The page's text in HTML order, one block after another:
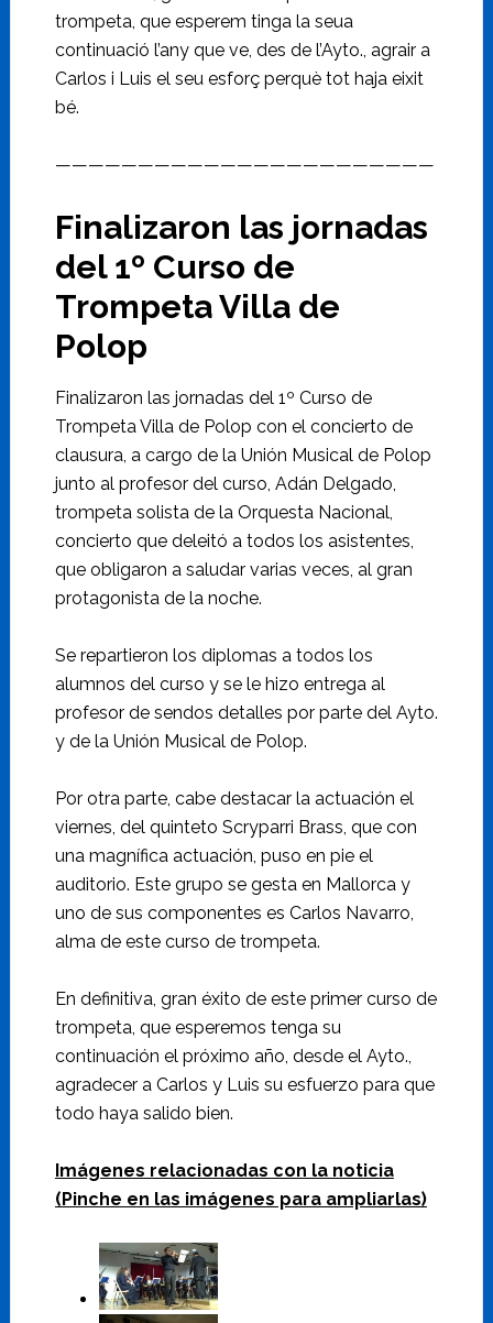
trompeta, que esperem tinga la seua
continuació l’any que ve, des de l’Ayto., agrair a
Carlos i Luis el seu esforç perquè tot haja eixit
bé.
———————————————————————
Finalizaron las jornadas
del 1º Curso de
Trompeta Villa de
Polop
Finalizaron las jornadas del 1º Curso de
Trompeta Villa de Polop con el concierto de
clausura, a cargo de la Unión Musical de Polop
junto al profesor del curso, Adán Delgado,
trompeta solista de la Orquesta Nacional,
concierto que deleitó a todos los asistentes,
que obligaron a saludar varias veces, al gran
protagonista de la noche.
Se repartieron los diplomas a todos los
alumnos del curso y se le hizo entrega al
profesor de sendos detalles por parte del Ayto.
y de la Unión Musical de Polop.
Por otra parte, cabe destacar la actuación el
viernes, del quinteto Scryparri Brass, que con
una magnífica actuación, puso en pie el
auditorio. Este grupo se gesta en Mallorca y
uno de sus componentes es Carlos Navarro,
alma de este curso de trompeta.
En definitiva, gran éxito de este primer curso de
trompeta, que esperemos tenga su
continuación el próximo año, desde el Ayto.,
agradecer a Carlos y Luis su esfuerzo para que
todo haya salido bien.
Imágenes relacionadas con la noticia
(Pinche en las imágenes para ampliarlas)